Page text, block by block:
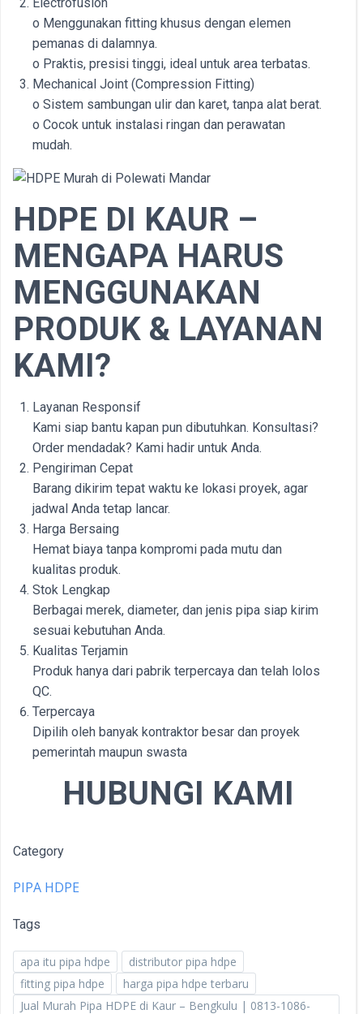
o Menggunakan fitting khusus dengan elemen
pemanas di dalamnya.
o Praktis, presisi tinggi, ideal untuk area terbatas.
Mechanical Joint (Compression Fitting)
o Sistem sambungan ulir dan karet, tanpa alat berat.
o Cocok untuk instalasi ringan dan perawatan
mudah.
HDPE DI KAUR –
MENGAPA HARUS
MENGGUNAKAN
PRODUK & LAYANAN
KAMI?
Layanan Responsif
Kami siap bantu kapan pun dibutuhkan. Konsultasi?
Order mendadak? Kami hadir untuk Anda.
Pengiriman Cepat
Barang dikirim tepat waktu ke lokasi proyek, agar
jadwal Anda tetap lancar.
Harga Bersaing
Hemat biaya tanpa kompromi pada mutu dan
kualitas produk.
Stok Lengkap
Berbagai merek, diameter, dan jenis pipa siap kirim
sesuai kebutuhan Anda.
Kualitas Terjamin
Produk hanya dari pabrik terpercaya dan telah lolos
QC.
Terpercaya
Dipilih oleh banyak kontraktor besar dan proyek
pemerintah maupun swasta
HUBUNGI KAMI
Category
PIPA HDPE
Tags
apa itu pipa hdpe
distributor pipa hdpe
fitting pipa hdpe
harga pipa hdpe terbaru
Jual Murah Pipa HDPE di Kaur – Bengkulu | 0813-1086-